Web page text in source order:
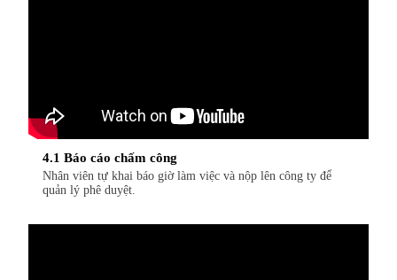
4.1 Báo cáo chấm công
Nhân viên tự khai báo giờ làm việc và nộp lên công ty để
quản lý phê duyệt.